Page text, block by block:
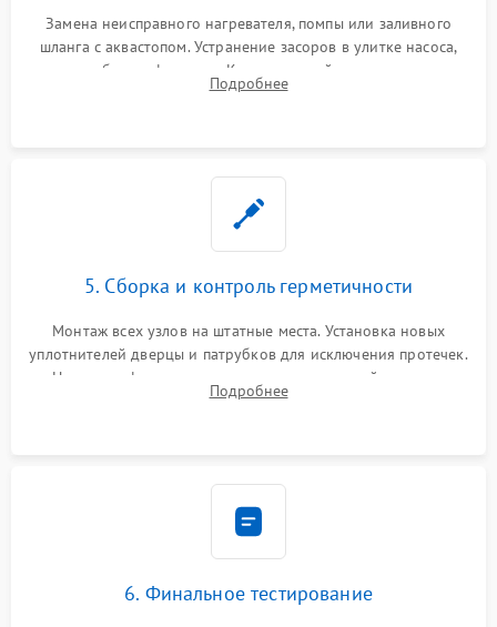
Замена неисправного нагревателя, помпы или заливного
шланга с аквастопом. Устранение засоров в улитке насоса,
патрубках и фильтрах. Компонентный ремонт платы
управления, восстановление поврежденной проводки.
Подробнее
5. Сборка и контроль герметичности
Монтаж всех узлов на штатные места. Установка новых
уплотнителей дверцы и патрубков для исключения протечек.
Надежная фиксация хомутов гидравлической системы,
сборка корпуса и установка датчика поплавка.
Подробнее
6. Финальное тестирование